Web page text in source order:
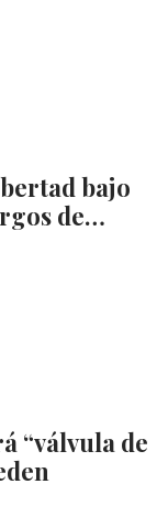
bajo
de…
“válvula de